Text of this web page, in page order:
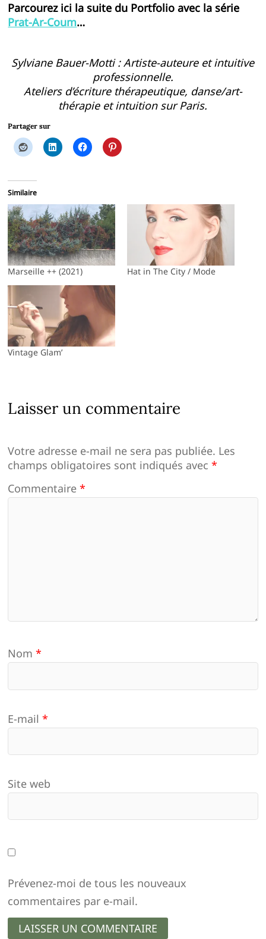
Parcourez ici la suite du Portfolio avec la série
Prat-Ar-Coum…
Sylviane Bauer-Motti : Artiste-auteure et intuitive
professionnelle.
Ateliers d’écriture thérapeutique, danse/art-
thérapie et intuition sur Paris.
Partager sur
Similaire
Marseille ++ (2021) Hat in The City / Mode
Vintage Glam’
Laisser un commentaire
Votre adresse e-mail ne sera pas publiée. Les
champs obligatoires sont indiqués avec*
Commentaire*
Nom*
E-mail*
Site web
Prévenez-moi de tous les nouveaux
commentaires par e-mail.